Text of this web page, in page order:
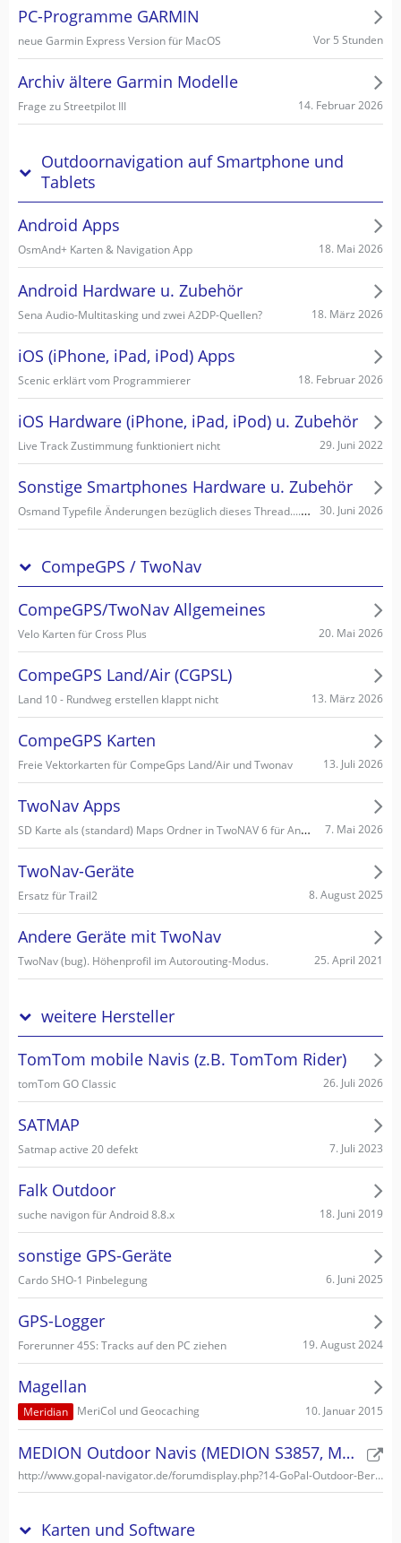
PC-Programme GARMIN
neue Garmin Express Version für MacOS Vor 5 Stunden
Archiv ältere Garmin Modelle
Frage zu Streetpilot III 14. Februar 2026
Outdoornavigation auf Smartphone und
Tablets
Android Apps
OsmAnd+ Karten & Navigation App 18. Mai 2026
Android Hardware u. Zubehör
Sena Audio-Multitasking und zwei A2DP-Quellen? 18. März 2026
iOS (iPhone, iPad, iPod) Apps
Scenic erklärt vom Programmierer 18. Februar 2026
iOS Hardware (iPhone, iPad, iPod) u. Zubehör
Live Track Zustimmung funktioniert nicht 29. Juni 2022
Sonstige Smartphones Hardware u. Zubehör
Osmand Typefile Änderungen bezüglich dieses Thread....., mögliche Fehlerquelle warum es nicht gehen kann... 30. Juni 2026
CompeGPS / TwoNav
CompeGPS/TwoNav Allgemeines
Velo Karten für Cross Plus 20. Mai 2026
CompeGPS Land/Air (CGPSL)
Land 10 - Rundweg erstellen klappt nicht 13. März 2026
CompeGPS Karten
Freie Vektorkarten für CompeGps Land/Air und Twonav 13. Juli 2026
TwoNav Apps
SD Karte als (standard) Maps Ordner in TwoNAV 6 für Android einstellen/wählen 7. Mai 2026
TwoNav-Geräte
Ersatz für Trail2 8. August 2025
Andere Geräte mit TwoNav
TwoNav (bug). Höhenprofil im Autorouting-Modus. 25. April 2021
weitere Hersteller
TomTom mobile Navis (z.B. TomTom Rider)
tomTom GO Classic 26. Juli 2026
SATMAP
Satmap active 20 defekt 7. Juli 2023
Falk Outdoor
suche navigon für Android 8.8.x 18. Juni 2019
sonstige GPS-Geräte
Cardo SHO-1 Pinbelegung 6. Juni 2025
GPS-Logger
Forerunner 45S: Tracks auf den PC ziehen 19. August 2024
Magellan
Meridian MeriCol und Geocaching 10. Januar 2015
MEDION Outdoor Navis (MEDION S3857, MEDION S3747)
http://www.gopal-navigator.de/forumdisplay.php?14-GoPal-Outdoor-Bereich
Karten und Software